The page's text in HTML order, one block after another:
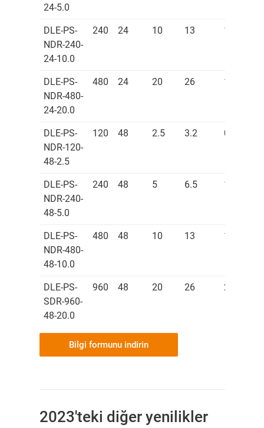
24-5.0
DLE-PS-
NDR-240-
24-10.0
240 24 10 13 1
DLE-PS-
NDR-480-
24-20.0
480 24 20 26 1.5
DLE-PS-
NDR-120-
48-2.5
120 48 2.5 3.2 0.6
DLE-PS-
NDR-240-
48-5.0
240 48 5 6.5 1
DLE-PS-
NDR-480-
48-10.0
480 48 10 13 1.5
DLE-PS-
SDR-960-
48-20.0
960 48 20 26 2.3
Bilgi formunu indirin
2023'teki diğer yenilikler